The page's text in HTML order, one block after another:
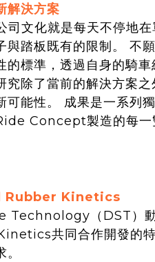
解決方案
文化就是每天不停地在
與踏板既有的限制。 不
的標準，透過自身的騎
究除了當前的解決方案
可能性。 成果是一系列
Concept製造的每一
Rubber Kinetics
（DST）動
共同合作開發的特